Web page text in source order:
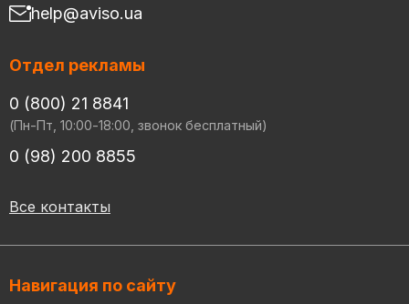
help@aviso.ua
Отдел рекламы
0 (800) 21 8841
(Пн-Пт, 10:00-18:00, звонок бесплатный)
0 (98) 200 8855
Все контакты
Навигация по сайту